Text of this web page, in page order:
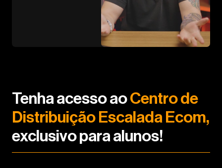
Tenha acesso aoCentro de
Distribuição Escalada Ecom,
exclusivo para alunos!